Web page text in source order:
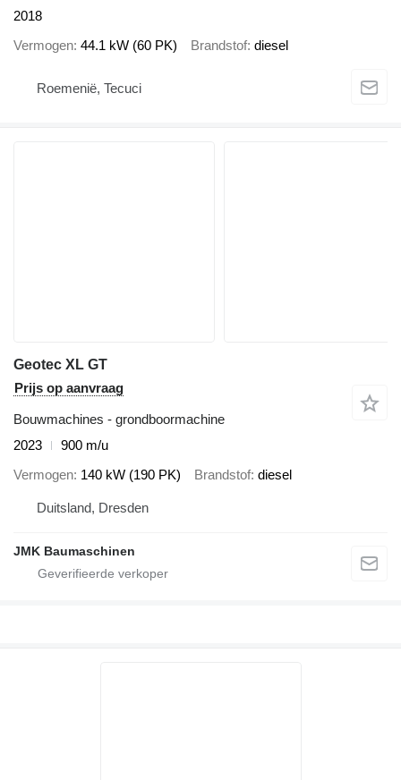
2018
Vermogen 44.1 kW (60 PK) Brandstof diesel
Roemenië, Tecuci
Geotec XL GT
Prijs op aanvraag
Bouwmachines - grondboormachine
2023
900 m/u
Vermogen 140 kW (190 PK) Brandstof diesel
Duitsland, Dresden
JMK Baumaschinen